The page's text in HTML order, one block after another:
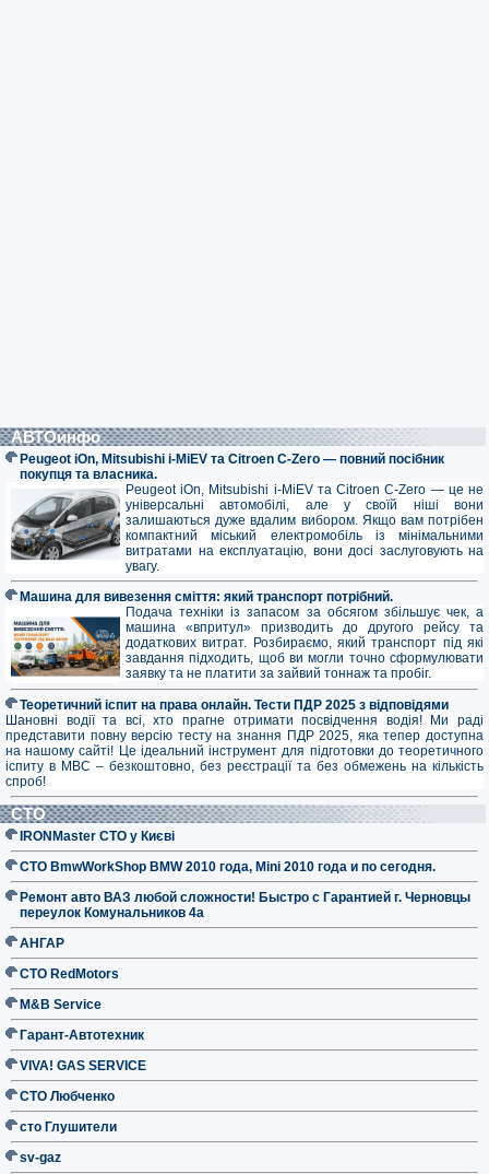
АВТОинфо
Peugeot iOn, Mitsubishi i-MiEV та Citroen C-Zero — повний посібник
покупця та власника.
Peugeot iOn, Mitsubishi i-MiEV та Citroen C-Zero — це не
універсальні автомобілі, але у своїй ніші вони
залишаються дуже вдалим вибором. Якщо вам потрібен
компактний міський електромобіль із мінімальними
витратами на експлуатацію, вони досі заслуговують на
увагу.
Машина для вивезення сміття: який транспорт потрібний.
Подача техніки із запасом за обсягом збільшує чек, а
машина «впритул» призводить до другого рейсу та
додаткових витрат. Розбираємо, який транспорт під які
завдання підходить, щоб ви могли точно сформулювати
заявку та не платити за зайвий тоннаж та пробіг.
Теоретичний іспит на права онлайн. Тести ПДР 2025 з відповідями
Шановні водії та всі, хто прагне отримати посвідчення водія! Ми раді
представити повну версію тесту на знання ПДР 2025, яка тепер доступна
на нашому сайті! Це ідеальний інструмент для підготовки до теоретичного
іспиту в МВС – безкоштовно, без реєстрації та без обмежень на кількість
спроб!
СТО
IRONMaster СТО у Києві
СТО BmwWorkShop BMW 2010 года, Mini 2010 года и по сегодня.
Ремонт авто ВАЗ любой сложности! Быстро с Гарантией г. Черновцы
переулок Комунальников 4а
АНГАР
СТО RedMotors
M&B Service
Гарант-Автотехник
VIVA! GAS SERVICE
СТО Любченко
сто Глушители
sv-gaz